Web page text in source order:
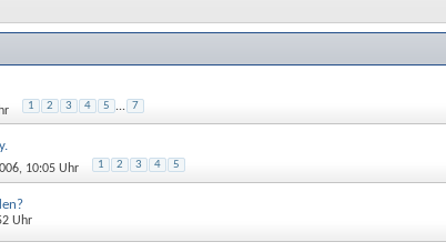
1 2 3 4 5 ... 7
10:05 Uhr 1 2 3 4 5
Uhr